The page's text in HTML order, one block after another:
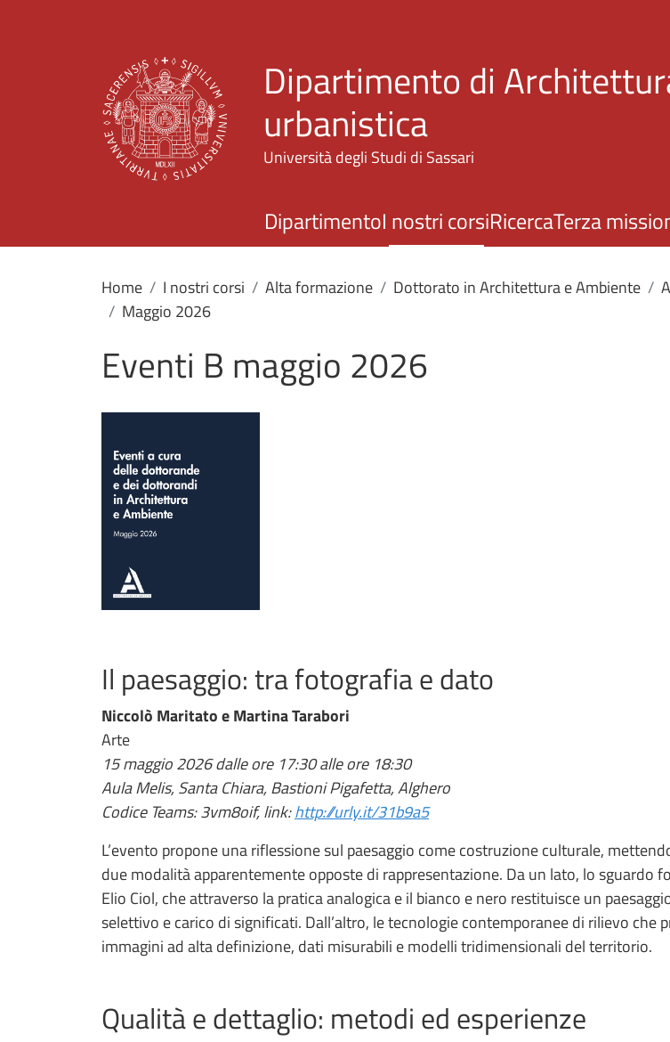
Dipartimento di
urbanistica
Università degli Studi di Sassari
DipartimentoI nostri corsiRicercaTerza
Home I nostri corsi Alta formazione Dottorato in Architettura e Ambiente
Maggio 2026
Eventi B maggio 2026
Il paesaggio: tra fotografia e dato
Niccolò Maritato e Martina Tarabori
Arte
15 maggio 2026 dalle ore 17:30 alle ore 18:30
Aula Melis, Santa Chiara, Bastioni Pigafetta, Alghero
Codice Teams: 3vm8oif, link:http://urly.it/31b9a5
L’evento propone una riflessione sul paesaggio come costruzione culturale,
due modalità apparentemente opposte di rappresentazione. Da un lato, lo sguardo
Elio Ciol, che attraverso la pratica analogica e il bianco e nero restituisce un
selettivo e carico di significati. Dall’altro, le tecnologie contemporanee di rilievo che
immagini ad alta definizione, dati misurabili e modelli tridimensionali del territorio.
Qualità e dettaglio: metodi ed esperienze